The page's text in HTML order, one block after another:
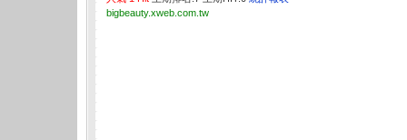
bigbeauty.xweb.com.tw